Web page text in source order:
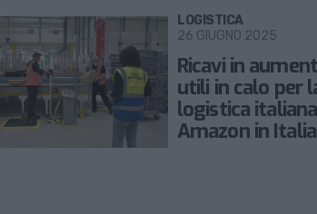
Ricavi in
utili in calo per
logistica
Amazon in
LOGISTICA
26 GIUGNO 2025